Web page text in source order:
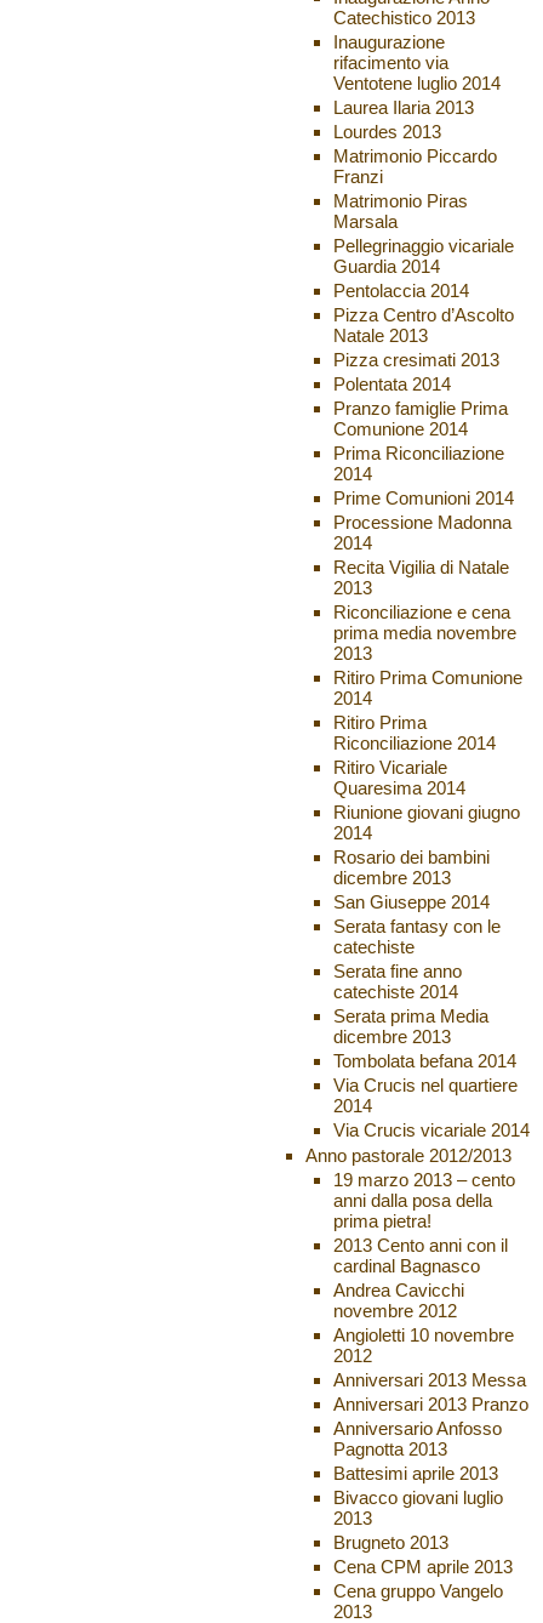
Catechistico 2013
Inaugurazione
rifacimento via
Ventotene luglio 2014
Laurea Ilaria 2013
Lourdes 2013
Matrimonio Piccardo
Franzi
Matrimonio Piras
Marsala
Pellegrinaggio vicariale
Guardia 2014
Pentolaccia 2014
Pizza Centro d’Ascolto
Natale 2013
Pizza cresimati 2013
Polentata 2014
Pranzo famiglie Prima
Comunione 2014
Prima Riconciliazione
2014
Prime Comunioni 2014
Processione Madonna
2014
Recita Vigilia di Natale
2013
Riconciliazione e cena
prima media novembre
2013
Ritiro Prima Comunione
2014
Ritiro Prima
Riconciliazione 2014
Ritiro Vicariale
Quaresima 2014
Riunione giovani giugno
2014
Rosario dei bambini
dicembre 2013
San Giuseppe 2014
Serata fantasy con le
catechiste
Serata fine anno
catechiste 2014
Serata prima Media
dicembre 2013
Tombolata befana 2014
Via Crucis nel quartiere
2014
Via Crucis vicariale 2014
Anno pastorale 2012/2013
19 marzo 2013 – cento
anni dalla posa della
prima pietra!
2013 Cento anni con il
cardinal Bagnasco
Andrea Cavicchi
novembre 2012
Angioletti 10 novembre
2012
Anniversari 2013 Messa
Anniversari 2013 Pranzo
Anniversario Anfosso
Pagnotta 2013
Battesimi aprile 2013
Bivacco giovani luglio
2013
Brugneto 2013
Cena CPM aprile 2013
Cena gruppo Vangelo
2013